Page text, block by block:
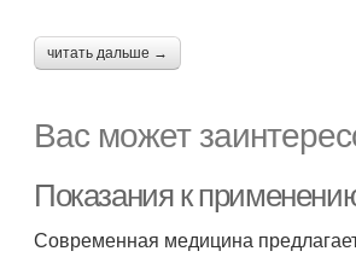
читать дальше →
Вас может
Показания к
Современная медицина